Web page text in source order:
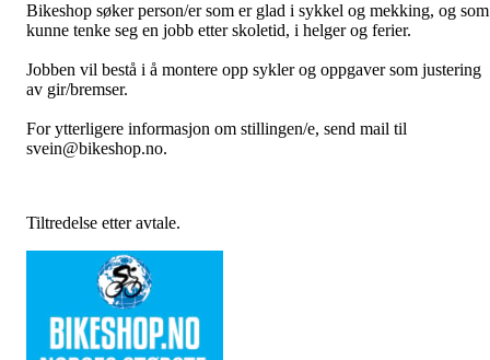
Bikeshop søker person/er som er glad i sykkel og mekking, og som
kunne tenke seg en jobb etter skoletid, i helger og ferier.
Jobben vil bestå i å montere opp sykler og oppgaver som justering
av gir/bremser.
For ytterligere informasjon om stillingen/e, send mail til
svein@bikeshop.no.
Tiltredelse etter avtale.